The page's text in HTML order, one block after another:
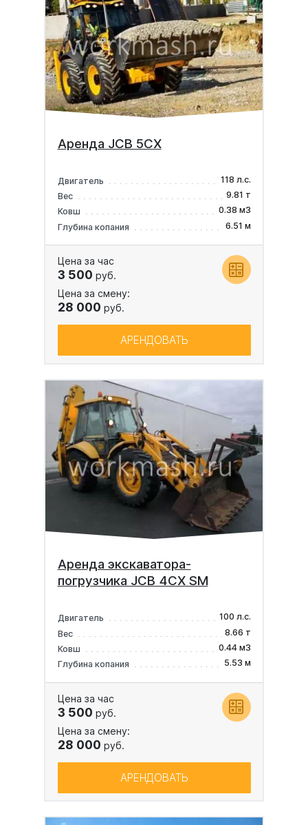
Аренда JCB 5CX
Двигатель
118 л.с.
Вес
9.81 т
Ковш
0.38 м3
Глубина копания
6.51 м
Цена за час
3 500 руб.
Цена за смену:
28 000 руб.
АРЕНДОВАТЬ
Аренда экскаватора-
погрузчика JCB 4CX SM
Двигатель
100 л.с.
Вес
8.66 т
Ковш
0.44 м3
Глубина копания
5.53 м
Цена за час
3 500 руб.
Цена за смену:
28 000 руб.
АРЕНДОВАТЬ